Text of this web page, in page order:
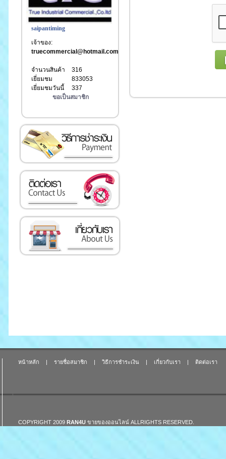
saipantiming
เจ้าของ:
truecommercial@hotmail.com
จำนวนสินค้า
316
เยี่ยมชม
833053
เยี่ยมชมวันนี้
337
ขอเป็นสมาชิก
หน้าหลัก | รายชื่อสมาชิก | วิธีการชำระเงิน | เกี่ยวกับเรา | ติดต่อเรา
COPYRIGHT 2009 RAN4U ขายของออนไลน์ ALLRIGHTS RESERVED.